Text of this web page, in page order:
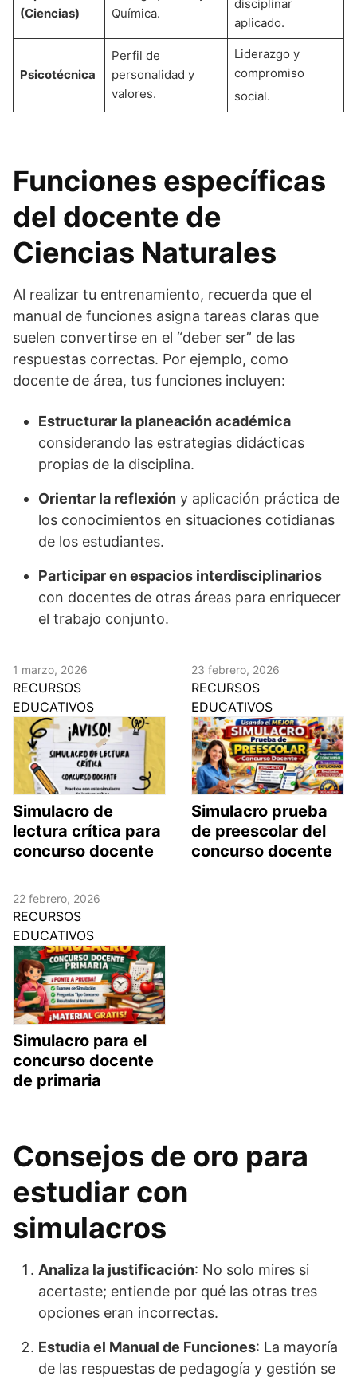
(Ciencias)
Química.
disciplinar
aplicado.
Psicotécnica
Perfil de
personalidad y
valores.
Liderazgo y
compromiso
social.
Funciones específicas
del docente de
Ciencias Naturales
Al realizar tu entrenamiento, recuerda que el
manual de funciones asigna tareas claras que
suelen convertirse en el “deber ser” de las
respuestas correctas. Por ejemplo, como
docente de área, tus funciones incluyen:
Estructurar la planeación académica
considerando las estrategias didácticas
propias de la disciplina.
Orientar la reflexión y aplicación práctica de
los conocimientos en situaciones cotidianas
de los estudiantes.
Participar en espacios interdisciplinarios
con docentes de otras áreas para enriquecer
el trabajo conjunto.
1 marzo, 2026
RECURSOS
EDUCATIVOS
Simulacro de
lectura crítica para
concurso docente
23 febrero, 2026
RECURSOS
EDUCATIVOS
Simulacro prueba
de preescolar del
concurso docente
22 febrero, 2026
RECURSOS
EDUCATIVOS
Simulacro para el
concurso docente
de primaria
Consejos de oro para
estudiar con
simulacros
Analiza la justificación: No solo mires si
acertaste; entiende por qué las otras tres
opciones eran incorrectas.
Estudia el Manual de Funciones: La mayoría
de las respuestas de pedagogía y gestión se